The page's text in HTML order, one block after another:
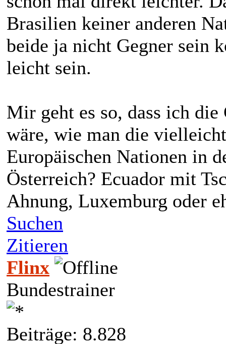
Brasilien keiner anderen
beide ja nicht Gegner sein
leicht sein.
Mir geht es so, dass ich
wäre, wie man die
Europäischen Nationen in
Österreich? Ecuador mit
Ahnung, Luxemburg oder
Suchen
Zitieren
Flinx
Bundestrainer
Beiträge: 8.828